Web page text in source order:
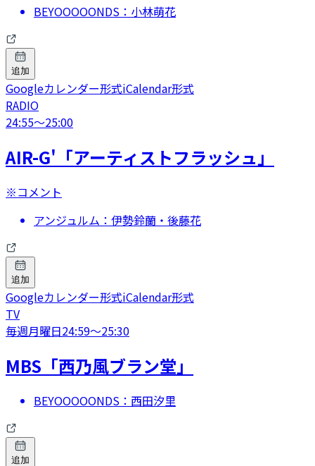
BEYOOOOONDS：小林萌花
追加
Googleカレンダー形式iCalendar形式
RADIO
24:55〜25:00
AIR-G'「アーティストフラッシュ」
※コメント
アンジュルム：伊勢鈴蘭・後藤花
追加
Googleカレンダー形式iCalendar形式
TV
毎週月曜日24:59〜25:30
MBS「西乃風ブラン堂」
BEYOOOOONDS：西田汐里
追加